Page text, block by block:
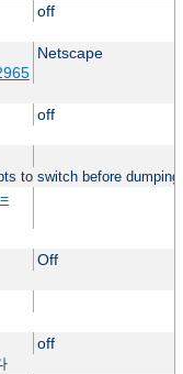
off
Netscape
off
to switch before dumping
Off
off